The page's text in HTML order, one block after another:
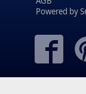
Powered by